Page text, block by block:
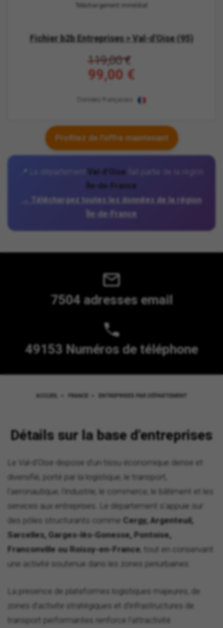
Téléchargement immédiat
Fichier b2b Entreprises > Val-d'Oise (95)
119,00 €
99,00 €
Profitez de l'offre maintenant
📍 Le département Val-d'Oise
Île-de-France
→ Téléchargez toutes les données de la région
Île-de-France
7504 adresses email
49153 Numéros de téléphone
ACCUEIL FRANCE ENTREPRISES PAR DÉPARTEMENT
Détails sur la base d'entreprises
Le Val-d'Oise dispose d'un tissu économique dense et
diversifié, porté par la logistique, le transport,
l'aeronautique, l'industrie, le commerce, le bâtiment et les
services aux entreprises. Le département s'appuie sur
des pôles structurants comme
Cergy, Argenteuil,
Sarcelles, Garges-lès-Gonesse, Pontoise,
Franconville ou Roissy-en-France , tout en conservant
une activité soutenue dans les zones periurbaines.
La presence de plateformes logistiques majeures, de
zones d'activite stratégiques et d'infrastructures de
transport performantes renforce l'attractivité